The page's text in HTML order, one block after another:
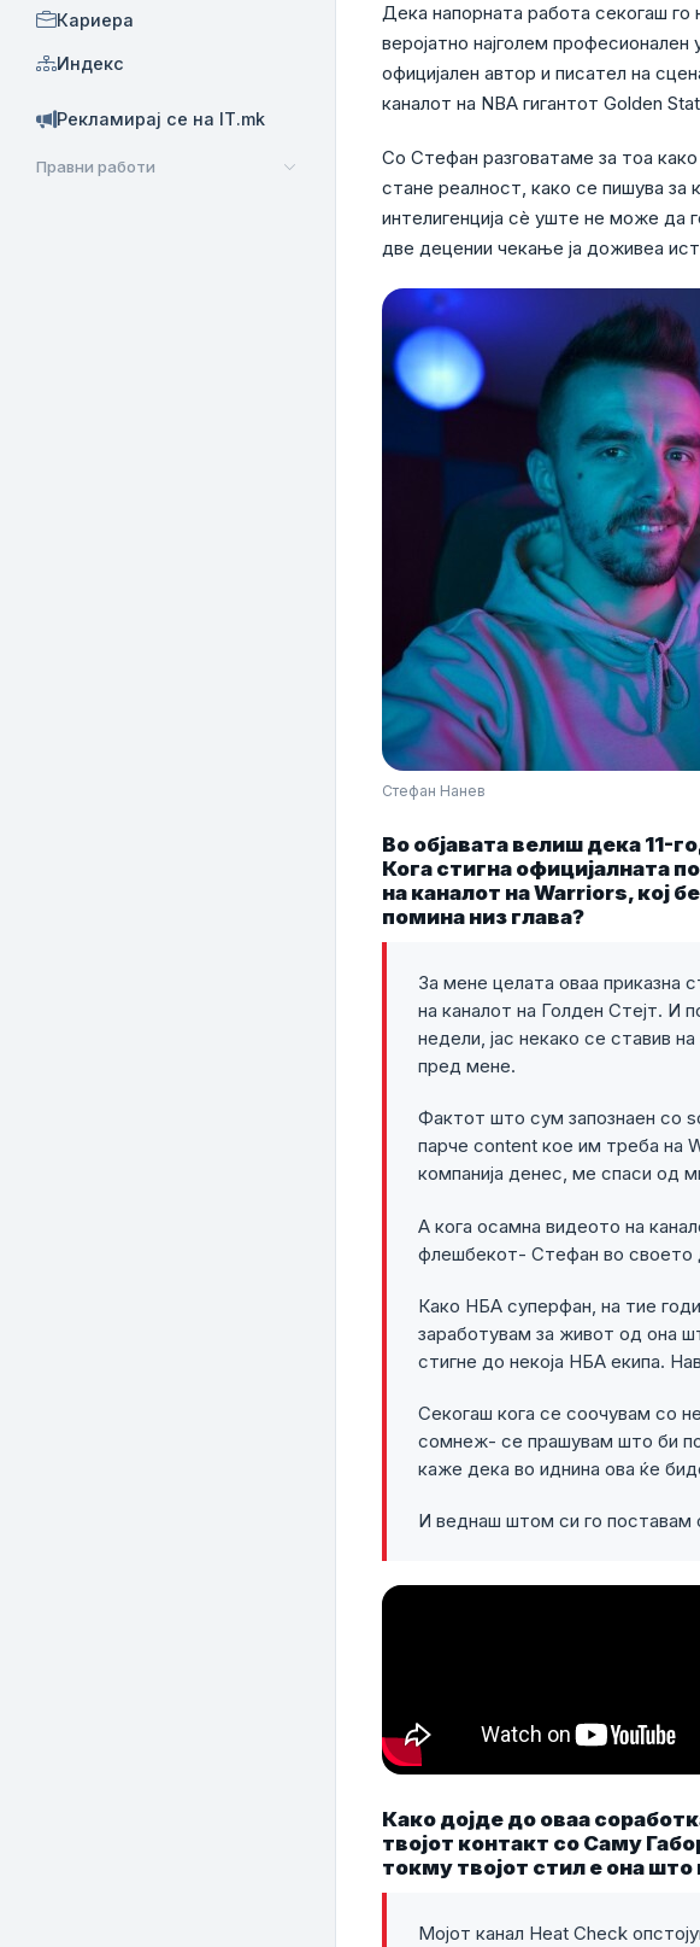
Кариера
Индекс
Рекламирај се на IT.mk
Правни работи
Дека напорната работа секогаш го
веројатно најголем
официјален автор и писател на
каналот на NBA гигантот Golden
Со Стефан разговатаме за тоа
стане реалност, како се пишува за
интелигенција сè уште не може да
две децении чекање ја доживеа
Стефан Нанев
Во објавата велиш дека 11-
Кога стигна официјалната
на каналот на Warriors, кој
помина низ глава?
За мене целата оваа приказна
на каналот на Голден Стејт. И
недели, јас некако се ставив
пред мене.
Фактот што сум запознаен со
парче content кое им треба на
компанија денес, ме спаси од
А кога осамна видеото на
флешбекот- Стефан во своето
Како НБА суперфан, на тие
заработувам за живот од она
стигне до некоја НБА екипа.
Секогаш кога се соочувам со
сомнеж- се прашувам што би
каже дека во иднина ова ќе
И веднаш штом си го поставам
Како дојде до оваа
твојот контакт со Саму
токму твојот стил е она
Мојот канал Heat Check